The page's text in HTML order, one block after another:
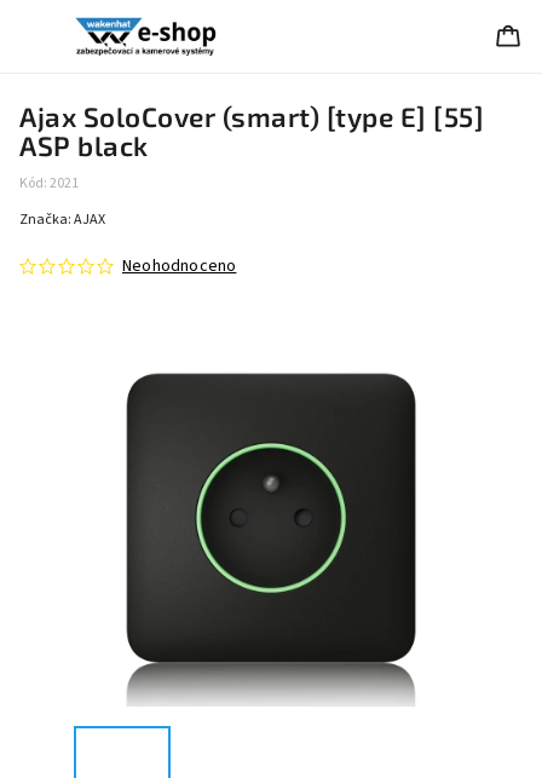
Ajax SoloCover (smart) [type E] [55]
ASP black
Kód:2021
Neohodnoceno
Značka:AJAX